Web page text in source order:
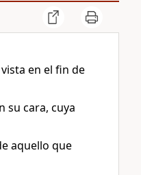
en el fin de
su cara, cuya
aquello que